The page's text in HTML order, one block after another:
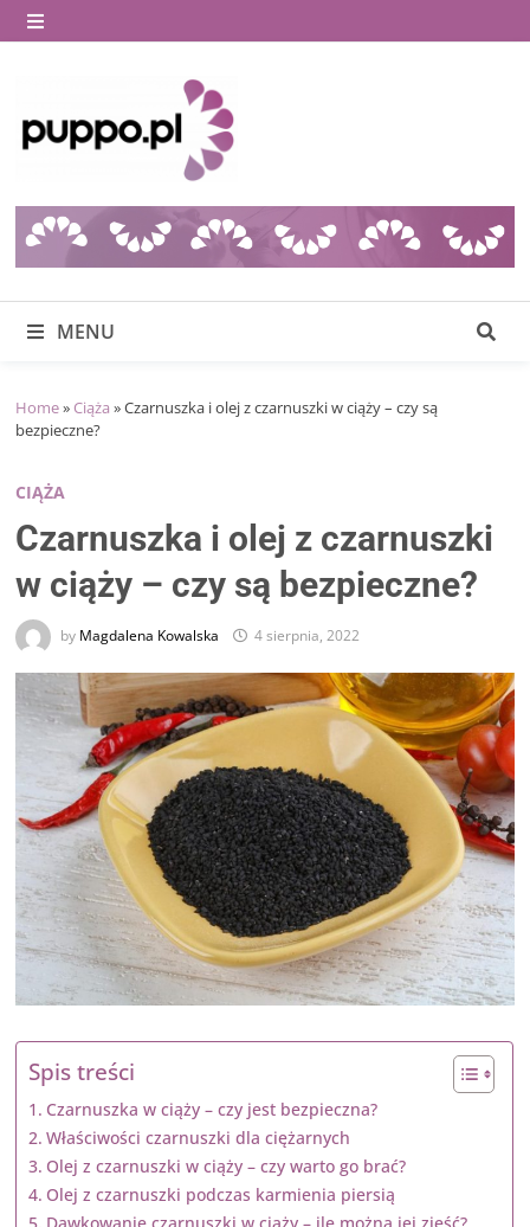
Skip
to
MENU
MENU
Home» Ciąża »Czarnuszka i olej z czarnuszki w ciąży – czy są
bezpieczne?
CIĄŻA
Czarnuszka i olej z czarnuszki
w ciąży – czy są bezpieczne?
by Magdalena Kowalska 4 sierpnia, 2022
Spis treści
Czarnuszka w ciąży – czy jest bezpieczna?
Właściwości czarnuszki dla ciężarnych
Olej z czarnuszki w ciąży – czy warto go brać?
Olej z czarnuszki podczas karmienia piersią